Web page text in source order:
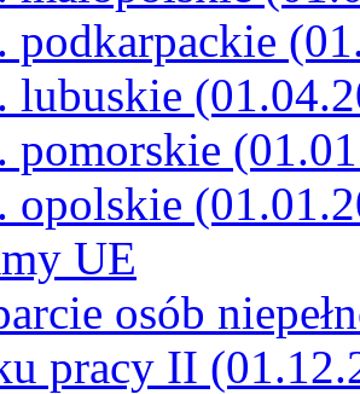
podkarpackie
lubuskie
pomorskie
opolskie
UE
osób
pracy II